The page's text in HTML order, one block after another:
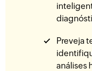
Preveja
análises